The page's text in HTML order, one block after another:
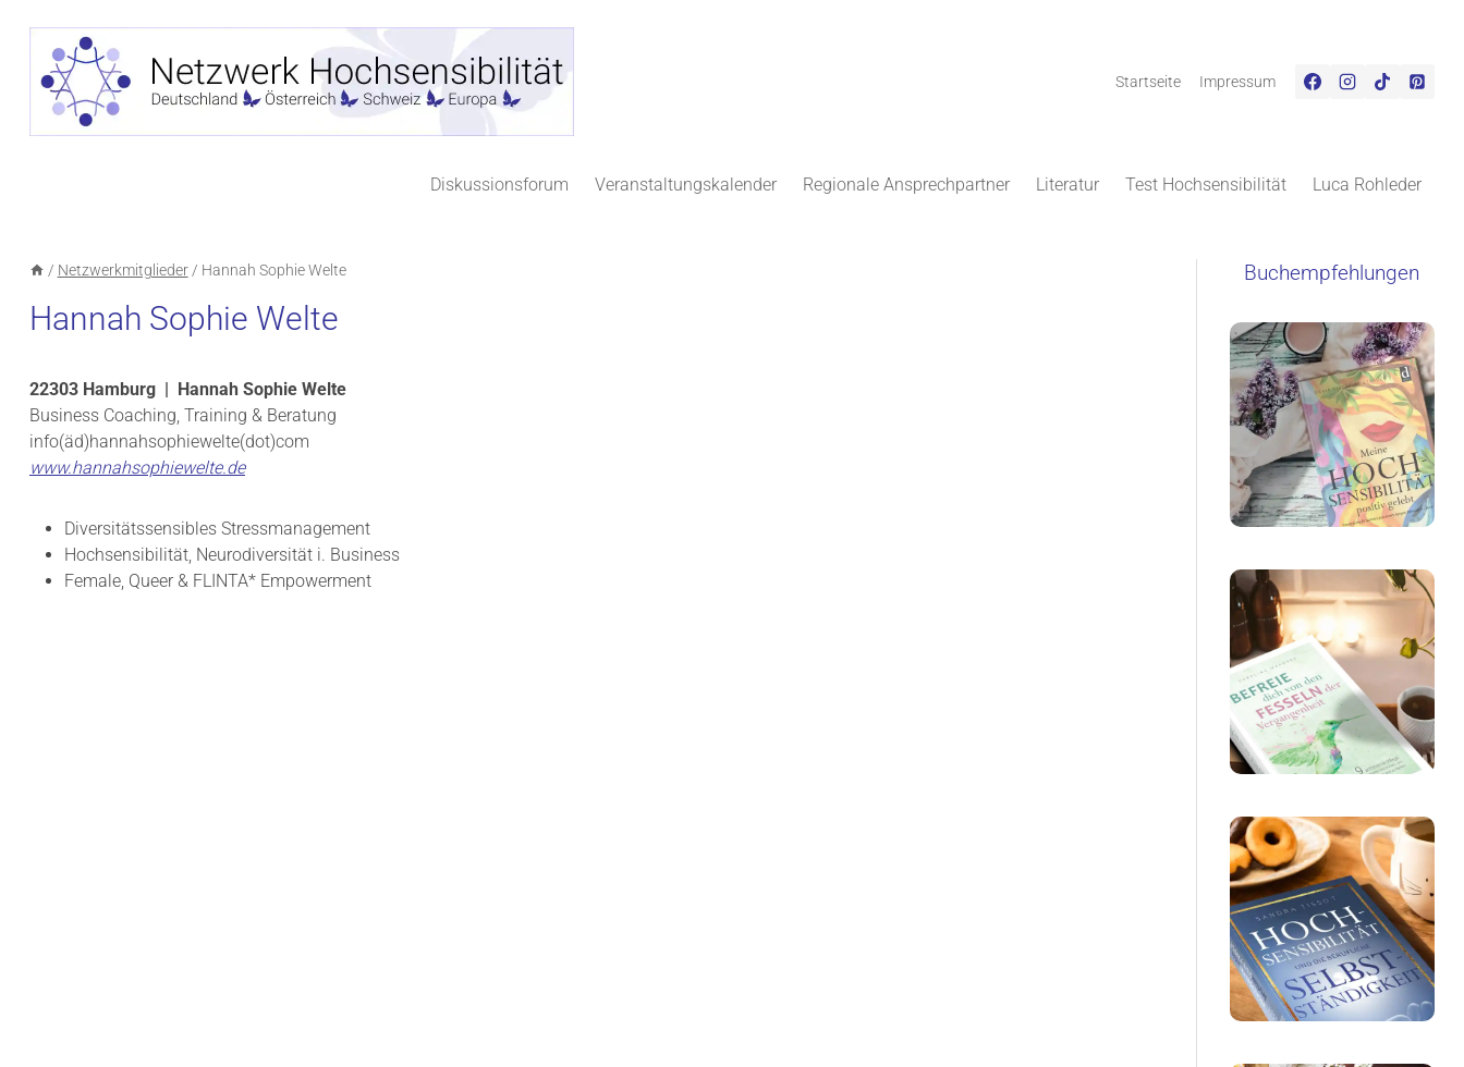
springen
Startseite Impressum
Diskussionsforum Veranstaltungskalender Regionale Ansprechpartner Literatur Test Hochsensibilität Luca Rohleder
/ Netzwerkmitglieder / Hannah Sophie Welte
Hannah Sophie Welte
22303 Hamburg | Hannah Sophie Welte
Business Coaching, Training & Beratung
info(äd)hannahsophiewelte(dot)com
www.hannahsophiewelte.de
Diversitätssensibles Stressmanagement
Hochsensibilität, Neurodiversität i. Business
Female, Queer & FLINTA* Empowerment
Buchempfehlungen